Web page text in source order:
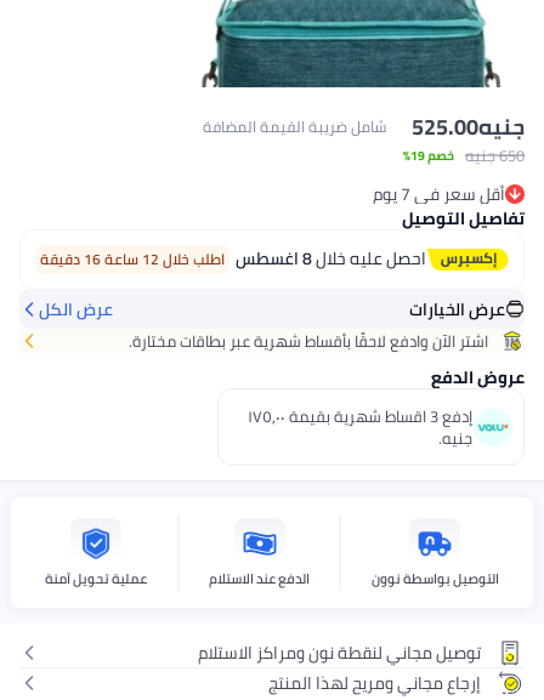
جنيه525.00
650 جنيه خصم 19%
شامل ضريبة القيمة المضافة
أقل سعر في 7 يوم
باقي 5 وحدات في المخزون
أقل سعر في 7 يوم
تفاصيل التوصيل
احصل عليه خلال8 اغسطس اطلب خلال 12 ساعة 16 دقيقة
عرض الخيارات عرض الكل
اشتر الآن وادفع لاحقًا بأقساط شهرية عبر بطاقات مختارة.
عروض الدفع
إدفع 3 اقساط شهرية بقيمة ١٧٥٫٠٠
جنيه.
التوصيل بواسطة نوون الدفع عند الاستلام عملية تحويل آمنة
توصيل مجاني لنقطة نون ومراكز الاستلام
إرجاع مجاني ومريح لهذا المنتج